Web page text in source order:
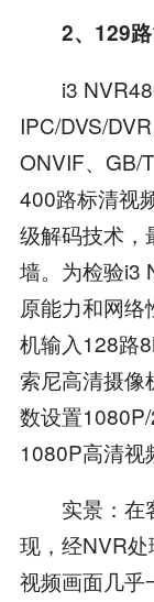
2、129路
i3
IPC/DVS/
ONVIF、GB/
400路标清视
级解码技术，
墙。为检验i3
原能力和网
机输入128路
索尼高清摄像
数设置
1080P高清视
实景：在
现，经NVR
视频画面几乎